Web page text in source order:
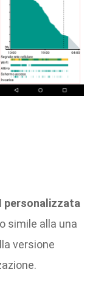
personalizzata
simile alla una
versione